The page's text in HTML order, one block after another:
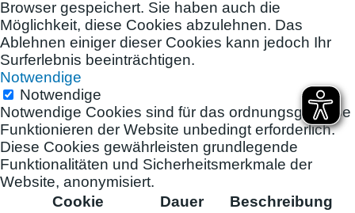
Browser gespeichert. Sie haben auch die
Möglichkeit, diese Cookies abzulehnen. Das
Ablehnen einiger dieser Cookies kann jedoch Ihr
Surferlebnis beeinträchtigen.
Notwendige
Notwendige
Notwendige Cookies sind für das ordnungsgemäße
Funktionieren der Website unbedingt erforderlich.
Diese Cookies gewährleisten grundlegende
Funktionalitäten und Sicherheitsmerkmale der
Website, anonymisiert.
Cookie
Dauer Beschreibung